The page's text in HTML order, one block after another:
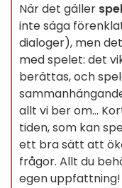
När det gäller
inte säga
dialoger), men
med spelet: det
berättas, och
allt vi ber om...
tiden, som kan
ett bra sätt att
frågor. Allt du
egen uppfattning!